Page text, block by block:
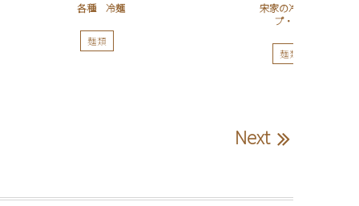
各種 冷麺
麺類
宋家の冷麺スー
プ・冷麺
麺類
Next